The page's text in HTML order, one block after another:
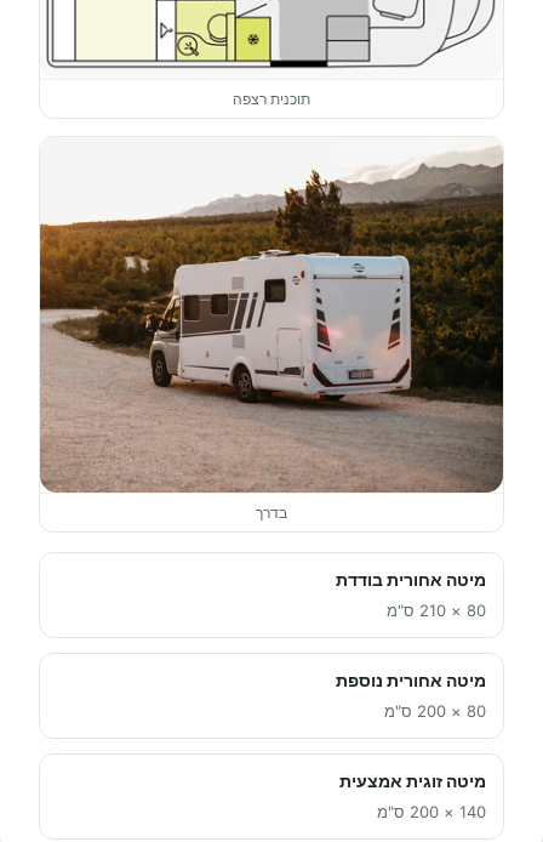
תוכנית רצפה
בדרך
מיטה אחורית בודדת
80 × 210 ס"מ
מיטה אחורית נוספת
80 × 200 ס"מ
מיטה זוגית אמצעית
140 × 200 ס"מ